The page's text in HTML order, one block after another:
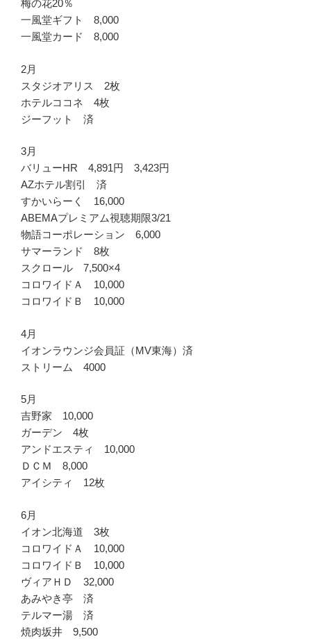
梅の花20％
一風堂ギフト 8,000
一風堂カード 8,000
2月
スタジオアリス 2枚
ホテルココネ 4枚
ジーフット 済
3月
バリューHR 4,891円 3,423円
AZホテル割引 済
すかいらーく 16,000
ABEMAプレミアム視聴期限3/21
物語コーポレーション 6,000
サマーランド 8枚
スクロール 7,500×4
コロワイドＡ 10,000
コロワイドＢ 10,000
4月
イオンラウンジ会員証（MV東海）済
ストリーム 4000
5月
吉野家 10,000
ガーデン 4枚
アンドエスティ 10,000
ＤＣＭ 8,000
アイシティ 12枚
6月
イオン北海道 3枚
コロワイドＡ 10,000
コロワイドＢ 10,000
ヴィアＨＤ 32,000
あみやき亭 済
テルマー湯 済
焼肉坂井 9,500